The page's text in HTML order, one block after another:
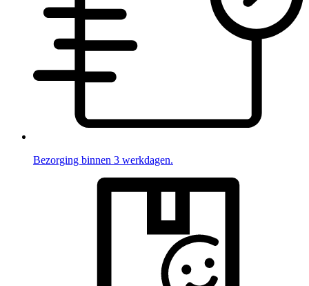
Bezorging binnen 3 werkdagen.